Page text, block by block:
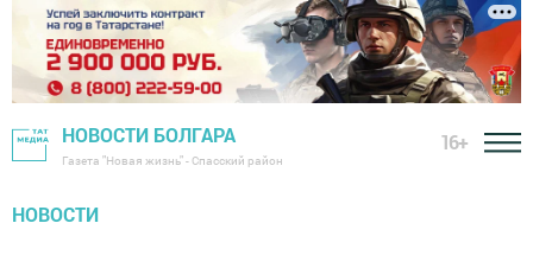
НОВОСТИ БОЛГАРА
Газета "Новая жизнь" - Спасский район
16+
НОВОСТИ